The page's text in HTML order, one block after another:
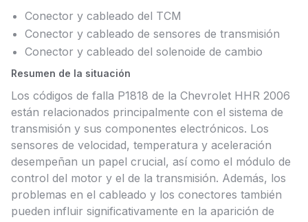
Conector y cableado del TCM
Conector y cableado de sensores de transmisión
Conector y cableado del solenoide de cambio
Resumen de la situación
Los códigos de falla P1818 de la Chevrolet HHR 2006
están relacionados principalmente con el sistema de
transmisión y sus componentes electrónicos. Los
sensores de velocidad, temperatura y aceleración
desempeñan un papel crucial, así como el módulo de
control del motor y el de la transmisión. Además, los
problemas en el cableado y los conectores también
pueden influir significativamente en la aparición de